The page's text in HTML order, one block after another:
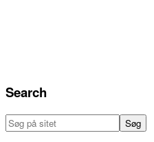
Search
Søg